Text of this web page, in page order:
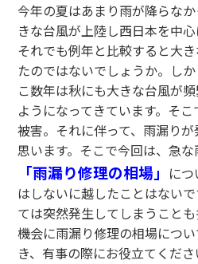
今年の夏はあまり雨が降らな
きな台風が上陸し西日本を中
それでも例年と比較すると大
たのではないでしょうか。し
こ数年は秋にも大きな台風が
ようになってきています。そ
被害。それに伴って、雨漏り
思います。そこで今回は、急な
「雨漏り修理の相場」 に
はしないに越したことはない
ては突然発生してしまうこと
機会に雨漏り修理の相場につ
き、有事の際にお役立てくだ